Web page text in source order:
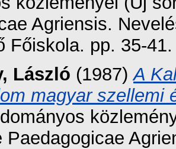
Agriensis.
Főiskola. pp. 35-41.
László (1987)A
magyar szellemi
Paedagogicae